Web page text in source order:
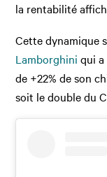
la rentabilité
Cette dynamique
Lamborghini qui a
de +22% de son
soit le double du